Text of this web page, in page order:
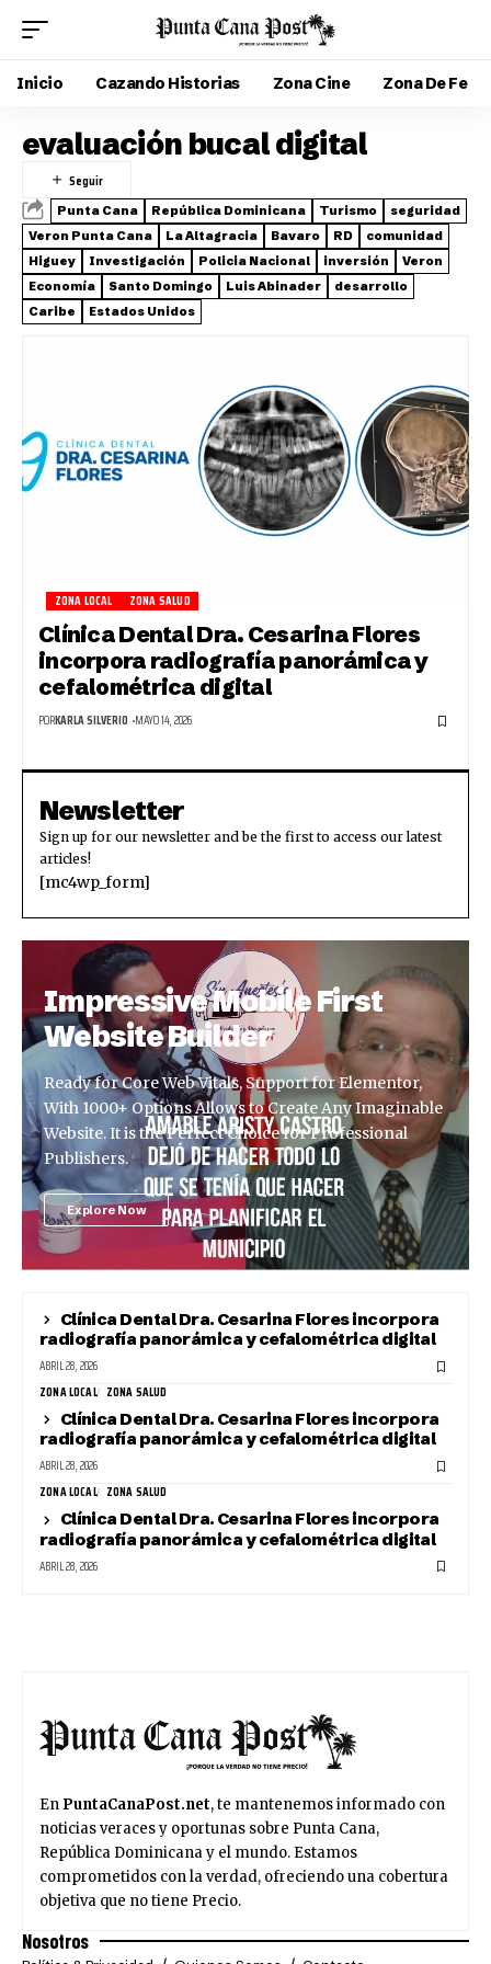
Inicio Cazando Historias Zona Cine Zona De Fe
evaluación bucal digital
Punta Cana República Dominicana Turismo
seguridad
Veron Punta Cana
La Altagracia Bavaro RD
comunidad
Higuey
Investigación Policia Nacional inversión
Veron
Economía
Santo Domingo Luis Abinader
desarrollo
Caribe
Estados Unidos
ZONA LOCAL ZONA SALUD
Clínica Dental Dra. Cesarina Flores
incorpora radiografía panorámica y
cefalométrica digital
PORKARLA SILVERIO MAYO 14, 2026
Newsletter
Sign up for our newsletter and be the first to access our latest
articles!
[mc4wp_form]
Impressive Mobile First
Website Builder
Ready for Core Web Vitals, Support for Elementor,
With 1000+ Options Allows to Create Any Imaginable
Website. It is the Perfect Choice for Professional
Publishers.
Explore Now
Clínica Dental Dra. Cesarina Flores incorpora
radiografía panorámica y cefalométrica digital
ABRIL 28, 2026
ZONA LOCAL ZONA SALUD
Clínica Dental Dra. Cesarina Flores incorpora
radiografía panorámica y cefalométrica digital
ABRIL 28, 2026
ZONA LOCAL ZONA SALUD
Clínica Dental Dra. Cesarina Flores incorpora
radiografía panorámica y cefalométrica digital
ABRIL 28, 2026
En PuntaCanaPost.net, te mantenemos informado con
noticias veraces y oportunas sobre Punta Cana,
República Dominicana y el mundo. Estamos
comprometidos con la verdad, ofreciendo una cobertura
objetiva que no tiene Precio.
Nosotros